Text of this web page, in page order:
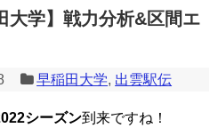
大学】戦力分析&区間エ
早稲田大学, 出雲駅伝
シーズン到来ですね！